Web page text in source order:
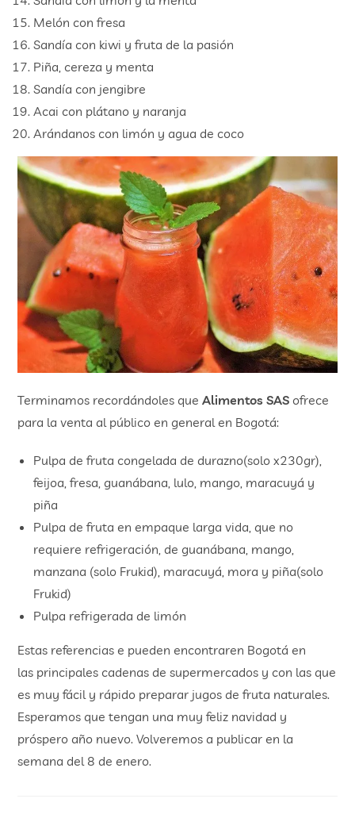
Melón con fresa
Sandía con kiwi y fruta de la pasión
Piña, cereza y menta
Sandía con jengibre
Acai con plátano y naranja
Arándanos con limón y agua de coco
Terminamos recordándoles queAlimentos SAS ofrece
para la venta al público en general en Bogotá:
Pulpa de fruta congelada de durazno(solo x230gr),
feijoa, fresa, guanábana, lulo, mango, maracuyá y
piña
Pulpa de fruta en empaque larga vida, que no
requiere refrigeración, de guanábana, mango,
manzana (solo Frukid), maracuyá, mora y piña(solo
Frukid)
Pulpa refrigerada de limón
Estas referencias e pueden encontraren Bogotá en
las principales cadenas de supermercados y con las que
es muy fácil y rápido preparar jugos de fruta naturales.
Esperamos que tengan una muy feliz navidad y
próspero año nuevo. Volveremos a publicar en la
semana del 8 de enero.